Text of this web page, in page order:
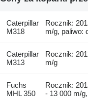
Caterpillar
M318
Rocznik:
m/g, paliwo:
Caterpillar
M313
Rocznik:
m/g
Fuchs
MHL 350
Rocznik:
- 13 000 m/